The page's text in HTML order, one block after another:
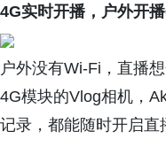
4G实时开播，户外开播
户外没有Wi-Fi，直播
4G模块的Vlog相机，
记录，都能随时开启